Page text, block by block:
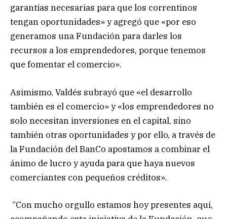
garantías necesarias para que los correntinos
tengan oportunidades» y agregó que «por eso
generamos una Fundación para darles los
recursos a los emprendedores, porque tenemos
que fomentar el comercio».
Asimismo, Valdés subrayó que «el desarrollo
también es el comercio» y «los emprendedores no
solo necesitan inversiones en el capital, sino
también otras oportunidades y por ello, a través de
la Fundación del BanCo apostamos a combinar el
ánimo de lucro y ayuda para que haya nuevos
comerciantes con pequeños créditos».
“Con mucho orgullo estamos hoy presentes aquí,